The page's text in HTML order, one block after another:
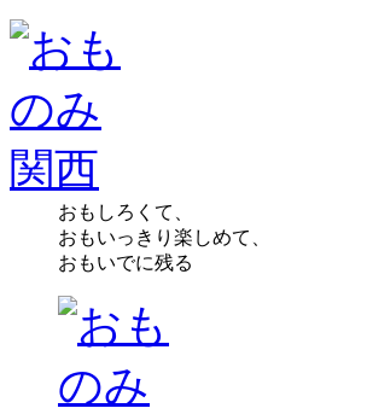
おもしろくて、
おもいっきり楽しめて、
おもいでに残る